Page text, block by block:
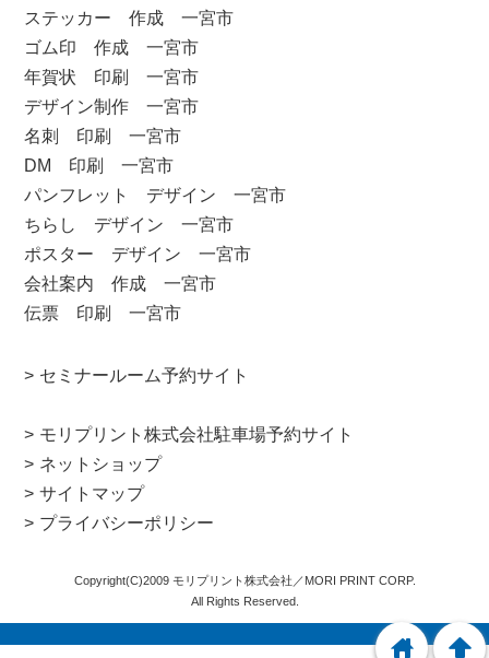
ステッカー 作成 一宮市
ゴム印 作成 一宮市
年賀状 印刷 一宮市
デザイン制作 一宮市
名刺 印刷 一宮市
DM 印刷 一宮市
パンフレット デザイン 一宮市
ちらし デザイン 一宮市
ポスター デザイン 一宮市
会社案内 作成 一宮市
伝票 印刷 一宮市
セミナールーム予約サイト
モリプリント株式会社駐車場予約サイト
ネットショップ
サイトマップ
プライバシーポリシー
Copyright(C)2009 モリプリント株式会社／MORI PRINT CORP.
All Rights Reserved.
arrowup
home